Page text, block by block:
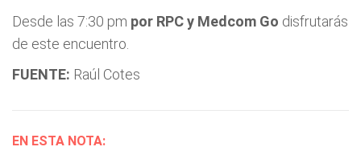
Desde las 7:30 pm por RPC y Medcom Go disfrutarás
de este encuentro.
FUENTE: Raúl Cotes
EN ESTA NOTA: